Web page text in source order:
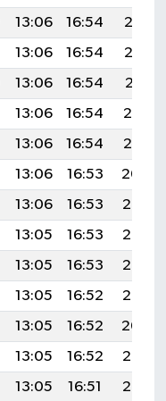
13:06 16:54
20:13
13:06 16:54
20:12
13:06 16:54
20:11
13:06 16:54
20:10
13:06 16:54
20:10
13:06 16:53
20:09
13:06 16:53
20:08
13:05 16:53
20:07
13:05 16:53
20:06
13:05 16:52
20:05
13:05 16:52
20:04
13:05 16:52
20:03
13:05 16:51
20:02